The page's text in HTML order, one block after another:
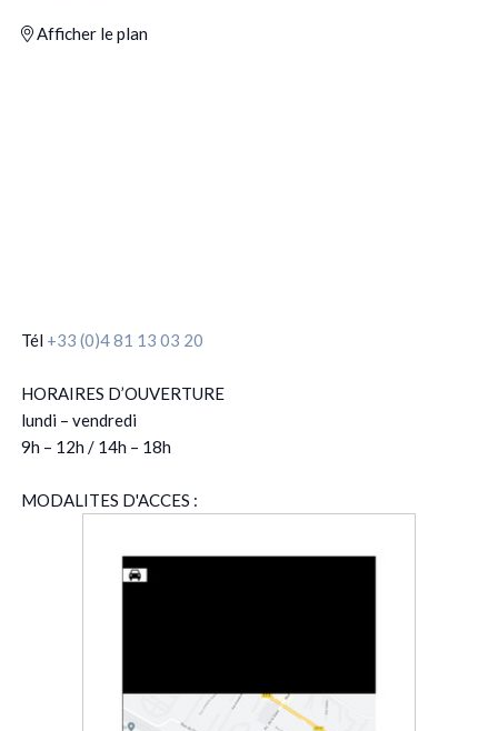
Afficher le plan
Tél +33 (0)4 81 13 03 20
HORAIRES D’OUVERTURE
lundi – vendredi
9h – 12h / 14h – 18h
MODALITES D'ACCES :